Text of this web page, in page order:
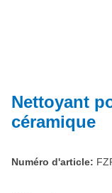
Nettoyant
céramique
Numéro d'article: